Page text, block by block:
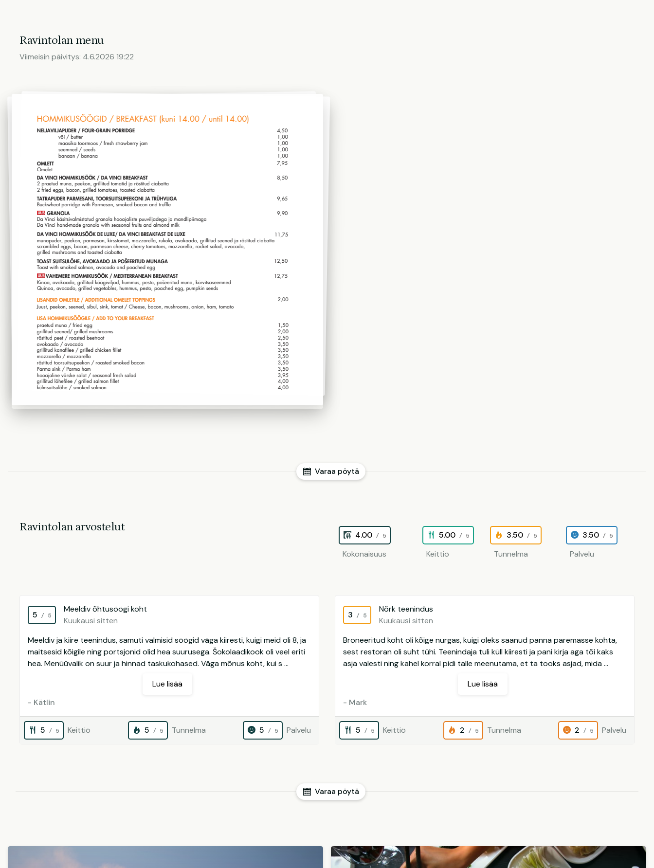
Ravintolan menu
Viimeisin päivitys: 4.6.2026 19:22
Varaa pöytä
Ravintolan arvostelut
4.00 / 5
Kokonaisuus
5.00 / 5
Keittiö
3.50/ 5
Tunnelma
3.50 / 5
Palvelu
5 / 5
Meeldiv õhtusöögi koht
Kuukausi sitten
Meeldiv ja kiire teenindus, samuti valmisid söögid väga kiiresti, kuigi meid oli 8, ja
maitsesid kõigile ning portsjonid olid hea suurusega. Šokolaadikook oli veel eriti
hea. Menüüvalik on suur ja hinnad taskukohased. Väga mõnus koht, kui s ...
Lue lisää
- Kätlin
5 / 5 Keittiö 5 / 5 Tunnelma 5 / 5 Palvelu
3 / 5
Nõrk teenindus
Kuukausi sitten
Broneeritud koht oli kõige nurgas, kuigi oleks saanud panna paremasse kohta,
sest restoran oli suht tühi. Teenindaja tuli küll kiiresti ja pani kirja aga tõi kaks
asja valesti ning kahel korral pidi talle meenutama, et ta tooks asjad, mida ...
Lue lisää
- Mark
5 / 5 Keittiö 2 / 5 Tunnelma 2 / 5 Palvelu
Varaa pöytä